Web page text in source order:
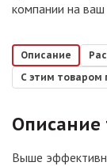
компании на
Описание
С этим товаром
Описание
Выше